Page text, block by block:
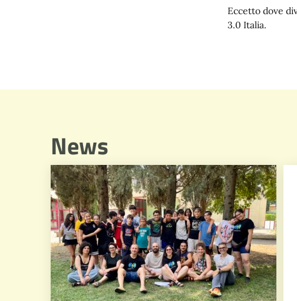
Eccetto dove
3.0 Italia.
News